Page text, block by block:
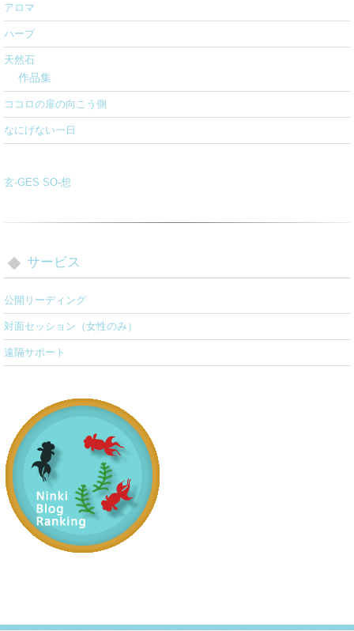
アロマ
ハーブ
天然石
作品集
ココロの扉の向こう側
なにげない一日
玄-GES SO-想
サービス
公開リーディング
対面セッション（女性のみ）
遠隔サポート